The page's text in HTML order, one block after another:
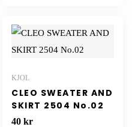
KJOL
CLEO SWEATER AND
SKIRT 2504 No.02
40 kr